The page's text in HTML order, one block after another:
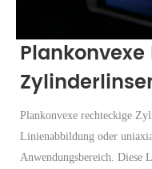
Plankonvexe rechteckige
Linienabbildung oder
Anwendungsbereich. Diese